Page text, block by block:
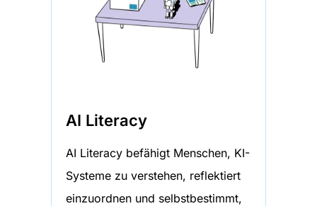
AI Literacy
AI Literacy befähigt Menschen, KI-
Systeme zu verstehen, reflektiert
einzuordnen und selbstbestimmt,